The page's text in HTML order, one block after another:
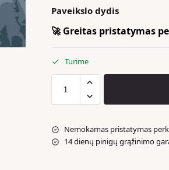
Paveikslo dydis
🚀 Greitas pristatymas
Turime
Nemokamas pristatymas
14 dienų pinigų grąžinimo